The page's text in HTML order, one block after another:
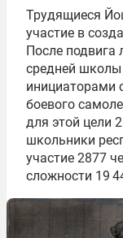
Трудящиеся
участие в
После подвига
средней
инициаторами
боевого
для этой цели
школьники
участие 2877
сложности 19